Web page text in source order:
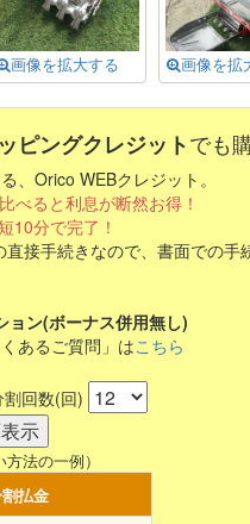
画像を拡大する 画像を拡
ピングクレジットでも
、Orico WEBクレジット。
べると利息が断然お得！
10分で完了！
接手続きなので、書面での手
ョン(ボーナス併用無し)
あるご質問」はこちら
割回数(回)
法の一例）
払金